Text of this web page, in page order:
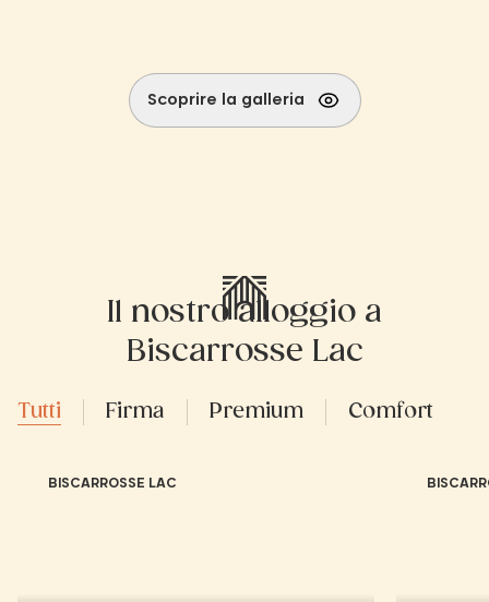
Scoprire la galleria
Il nostro alloggio a
Biscarrosse Lac
Tutti Firma Premium Comfort
BISCARROSSE LAC